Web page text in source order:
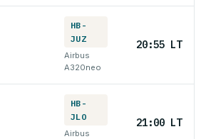
HB-
JUZ
Airbus
A320neo
20:55 LT
HB-
JLO
Airbus
21:00 LT